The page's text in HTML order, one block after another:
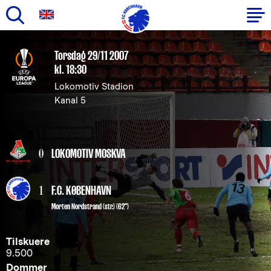
hovedindhold
Primær
navigation
Torsdag 29/11 2007
kl. 18:30
Lokomotiv Stadion
Kanal 5
0 LOKOMOTIV MOSKVA
1 F.C. KØBENHAVN
Morten Nordstrand(str.) (62")
Tilskuere
9.500
Dommer